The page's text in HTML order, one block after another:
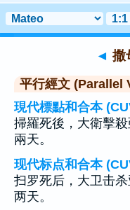
◄ 撒
平行經文 (Parallel
現代標點和合本
掃羅死後，大衛擊
兩天。
现代标点和合本
扫罗死后，大卫击
两天。